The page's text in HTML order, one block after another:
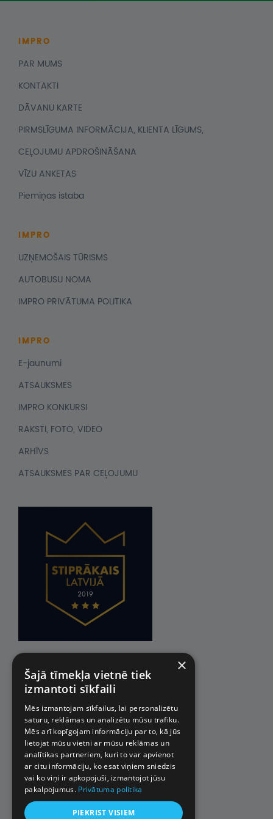
IMPRO
PAR MUMS
KONTAKTI
DĀVANU KARTE
PIRMSLĪGUMA INFORMĀCIJA, KLIENTA LĪGUMS,
CEĻOJUMU APDROŠINĀŠANA
VĪZU ANKETAS
Piemiņas istaba
IMPRO
UZŅEMOŠAIS TŪRISMS
AUTOBUSU NOMA
IMPRO PRIVĀTUMA POLITIKA
IMPRO
E-jaunumi
ATSAUKSMES
IMPRO KONKURSI
RAKSTI, FOTO, VIDEO
ARHĪVS
ATSAUKSMES PAR CEĻOJUMU
×
Šajā tīmekļa vietnē tiek
izmantoti sīkfaili
Mēs izmantojam sīkfailus, lai personalizētu
saturu, reklāmas un analizētu mūsu trafiku.
Mēs arī kopīgojam informāciju par to, kā jūs
lietojat mūsu vietni ar mūsu reklāmas un
analītikas partneriem, kuri to var apvienot
ar citu informāciju, ko esat viņiem sniedzis
vai ko viņi ir apkopojuši, izmantojot jūsu
pakalpojumus. Privātuma politika
PIEKRIST VISIEM